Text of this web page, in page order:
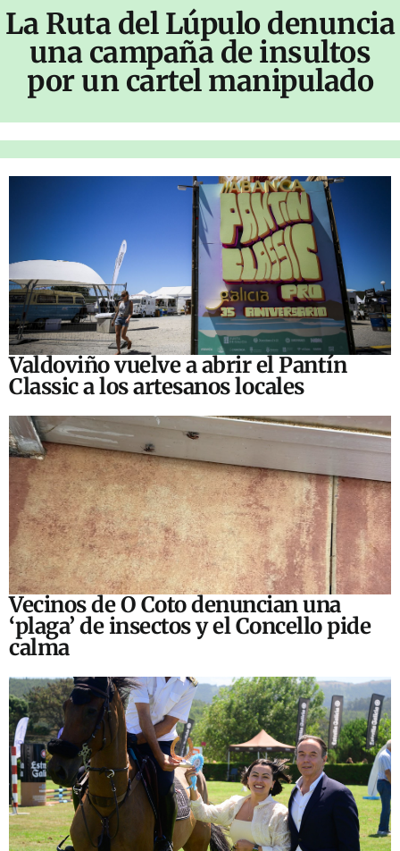
La Ruta del Lúpulo denuncia
una campaña de insultos
por un cartel manipulado
Valdoviño vuelve a abrir el Pantín
Classic a los artesanos locales
Vecinos de O Coto denuncian una
‘plaga’ de insectos y el Concello pide
calma